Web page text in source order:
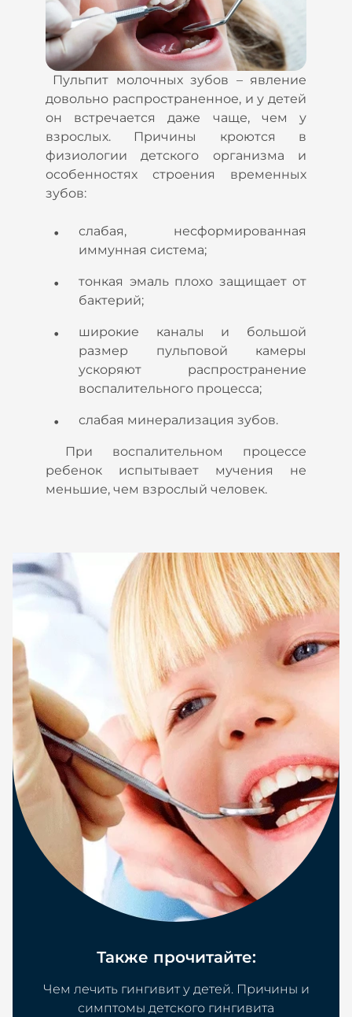
Пульпит молочных зубов – явление
довольно распространенное, и у детей
он встречается даже чаще, чем у
взрослых. Причины кроются в
физиологии детского организма и
особенностях строения временных
зубов:
слабая, несформированная
иммунная система;
тонкая эмаль плохо защищает от
бактерий;
широкие каналы и большой
размер пульповой камеры
ускоряют распространение
воспалительного процесса;
слабая минерализация зубов.
При воспалительном процессе
ребенок испытывает мучения не
меньшие, чем взрослый человек.
Также прочитайте:
Чем лечить гингивит у детей. Причины и
симптомы детского гингивита